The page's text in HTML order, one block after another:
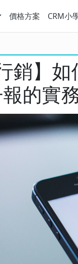
價格方案 CRM小
銷】
的實